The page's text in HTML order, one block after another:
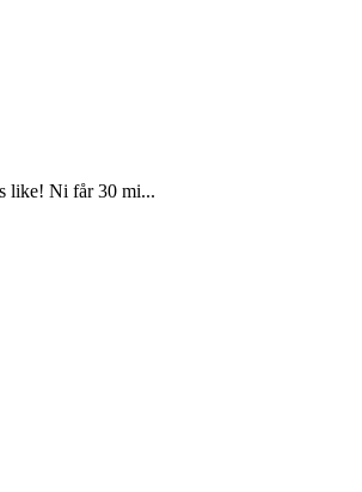
like! Ni får 30 mi...